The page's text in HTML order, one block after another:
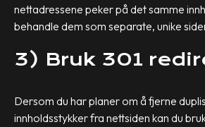
nettadressene peker på det samme
behandle dem som separate, unike
3) Bruk 301
Dersom du har planer om å fjerne
innholdsstykker fra nettsiden kan du